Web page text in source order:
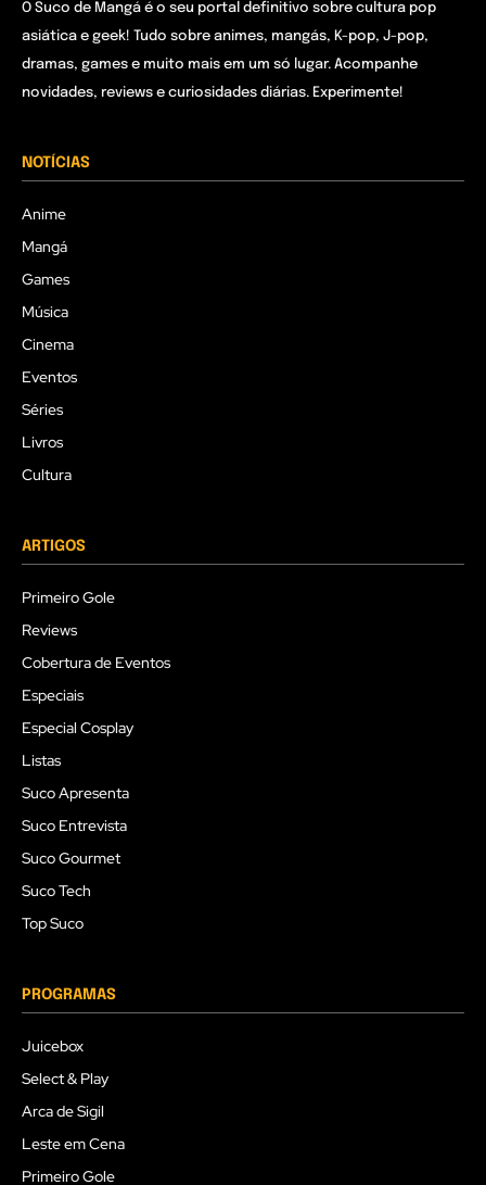
O Suco de Mangá é o seu portal definitivo sobre cultura pop
asiática e geek! Tudo sobre animes, mangás, K-pop, J-pop,
dramas, games e muito mais em um só lugar. Acompanhe
novidades, reviews e curiosidades diárias. Experimente!
NOTÍCIAS
Anime
Mangá
Games
Música
Cinema
Eventos
Séries
Livros
Cultura
ARTIGOS
Primeiro Gole
Reviews
Cobertura de Eventos
Especiais
Especial Cosplay
Listas
Suco Apresenta
Suco Entrevista
Suco Gourmet
Suco Tech
Top Suco
PROGRAMAS
Juicebox
Select & Play
Arca de Sigil
Leste em Cena
Primeiro Gole